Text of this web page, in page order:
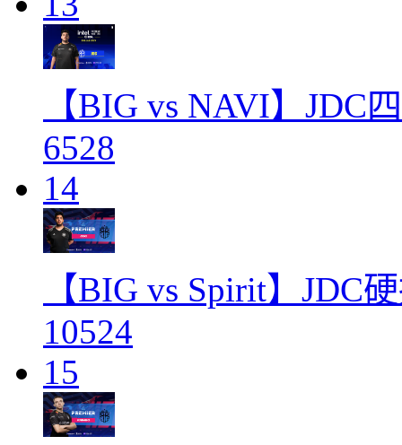
【BIG vs NAVI】JDC
6528
14
【BIG vs Spirit】JDC
10524
15